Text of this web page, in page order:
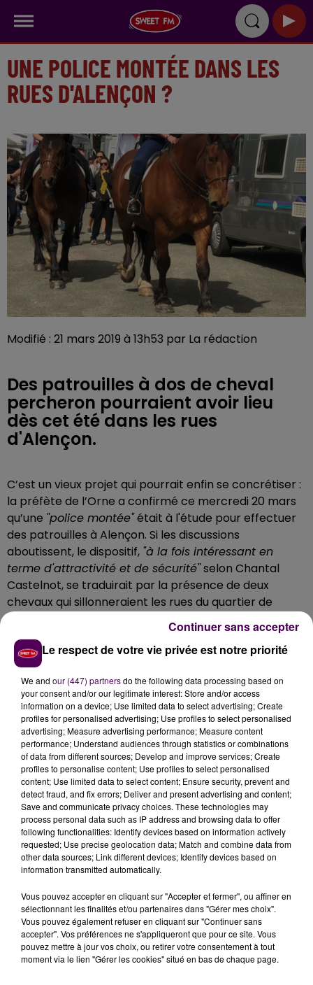
UNE POLICE MONTÉE DANS LES
RUES D'ALENÇON ?
Modifié : 21 mars 2019 à 13h53 par La rédaction
Des patrouilles à dos de cheval
percheron pourraient avoir lieu
dès cet été dans les rues
d'Alençon.
C’est un vieux projet qui pourrait enfin se concrétiser :
la préfète de l’Orne a confirmé ce mercredi 20 mars
qu’une "police montée"était à l'étude pour effectuer
des patrouilles à Alençon. Si les discussions
aboutissent, le dispositif, "à la fois intéressant en
terme d'attractivité et de sécurité"selon Chantal
Castelnot, se traduirait par la présence de deux
chevaux qui sillonneraient les rues du quartier de
Perseigne. Les fonctionnaires de la police nationale se
déplaceraient à dos, tant qu'à faire, d'animaux de race
percheronne.
À LA UNE
7 août 2026
Gagnez vos pass pour le V and B Fest' 2026 !
11 juillet 2026
Inscrivez-vous au casting The Voice & The Voice
Kids !
Le respect de votre vie privée est notre priorité
We and our (447) partnersdo the following data processing based on
your consent and/or our legitimate interest: Store and/or access
information on a device; Use limited data to select advertising; Create
profiles for personalised advertising; Use profiles to select personalised
advertising; Measure advertising performance; Measure content
performance; Understand audiences through statistics or combinations
of data from different sources; Develop and improve services; Create
profiles to personalise content; Use profiles to select personalised
content; Use limited data to select content; Ensure security, prevent and
detect fraud, and fix errors; Deliver and present advertising and content;
Save and communicate privacy choices. These technologies may
process personal data such as IP address and browsing data to offer
following functionalities: Identify devices based on information actively
requested; Use precise geolocation data; Match and combine data from
other data sources; Link different devices; Identify devices based on
information transmitted automatically.
Vous pouvez accepter en cliquant sur "Accepter et fermer", ou affiner en
sélectionnant les finalités et/ou partenaires dans "Gérer mes choix".
Vous pouvez également refuser en cliquant sur "Continuer sans
accepter". Vos préférences ne s'appliqueront que pour ce site. Vous
pouvez mettre à jour vos choix, ou retirer votre consentement à tout
moment via le lien "Gérer les cookies" situé en bas de chaque page.
Continuer sans accepter